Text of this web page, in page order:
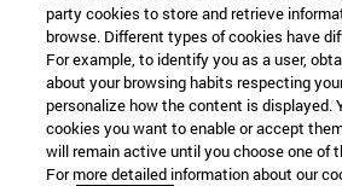
party cookies to store and retrieve
browse. Different types of cookies have
For example, to identify you as a user,
about your browsing habits respecting
personalize how the content is displayed.
cookies you want to enable or accept
will remain active until you choose one of
For more detailed information about our